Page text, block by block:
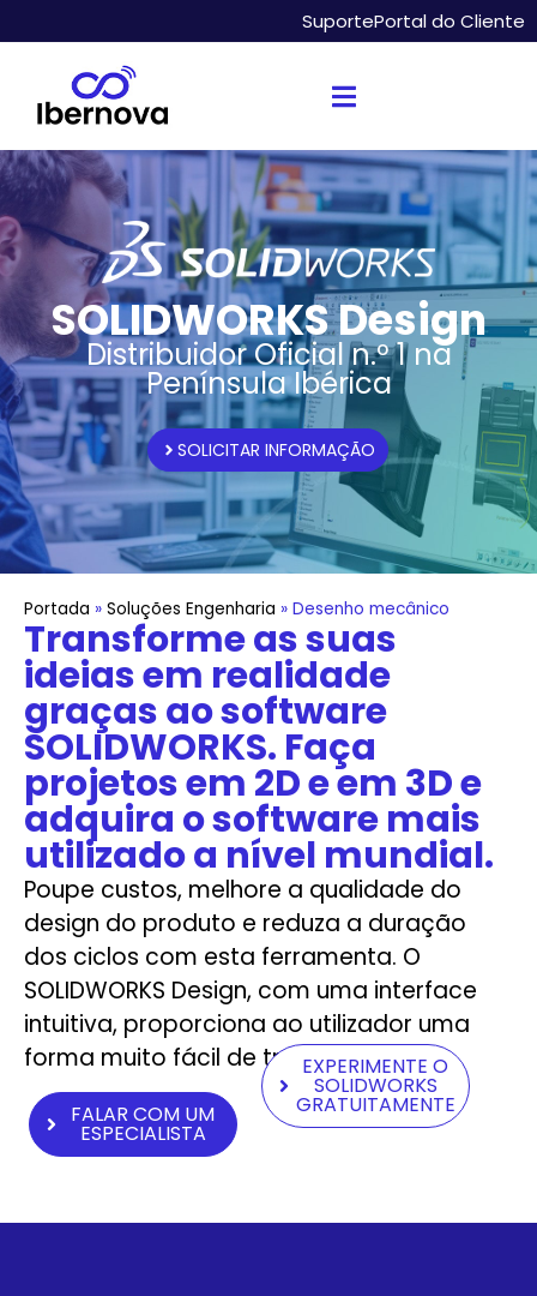
SuportePortal do Cliente
SOLIDWORKS Design
Distribuidor Oficial n.º 1 na
Península Ibérica
SOLICITAR INFORMAÇÃO
Portada » Soluções Engenharia » Desenho mecânico
Transforme as suas
ideias em realidade
graças ao software
SOLIDWORKS. Faça
projetos em 2D e em 3D e
adquira o software mais
utilizado a nível mundial.
Poupe custos, melhore a qualidade do
design do produto e reduza a duração
dos ciclos com esta ferramenta. O
SOLIDWORKS Design, com uma interface
intuitiva, proporciona ao utilizador uma
forma muito fácil de trabalhar.
FALAR COM UM
ESPECIALISTA
EXPERIMENTE O
SOLIDWORKS
GRATUITAMENTE